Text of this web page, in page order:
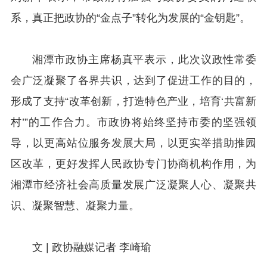
系，真正把政协的“金点子”转化为发展的“金钥匙”。
湘潭市政协主席杨真平表示，此次议政性常委
会广泛凝聚了各界共识，达到了促进工作的目的，
形成了支持“改革创新，打造特色产业，培育‘共富新
村’”的工作合力。市政协将始终坚持市委的坚强领
导，以更高站位服务发展大局，以更实举措助推园
区改革，更好发挥人民政协专门协商机构作用，为
湘潭市经济社会高质量发展广泛凝聚人心、凝聚共
识、凝聚智慧、凝聚力量。
文 | 政协融媒记者 李崎瑜